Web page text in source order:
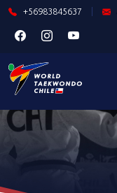
+56983845637